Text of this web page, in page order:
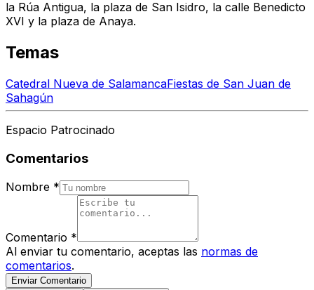
la Rúa Antigua, la plaza de San Isidro, la calle Benedicto
XVI y la plaza de Anaya.
Temas
Catedral Nueva de SalamancaFiestas de San Juan de
Sahagún
Espacio Patrocinado
Comentarios
Nombre *
Comentario *
Al enviar tu comentario, aceptas las normas de
comentarios.
Enviar Comentario